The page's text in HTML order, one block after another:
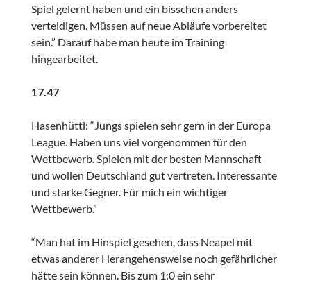
Spiel gelernt haben und ein bisschen anders
verteidigen. Müssen auf neue Abläufe vorbereitet
sein.” Darauf habe man heute im Training
hingearbeitet.
17.47
Hasenhüttl: “Jungs spielen sehr gern in der Europa
League. Haben uns viel vorgenommen für den
Wettbewerb. Spielen mit der besten Mannschaft
und wollen Deutschland gut vertreten. Interessante
und starke Gegner. Für mich ein wichtiger
Wettbewerb.”
“Man hat im Hinspiel gesehen, dass Neapel mit
etwas anderer Herangehensweise noch gefährlicher
hätte sein können. Bis zum 1:0 ein sehr